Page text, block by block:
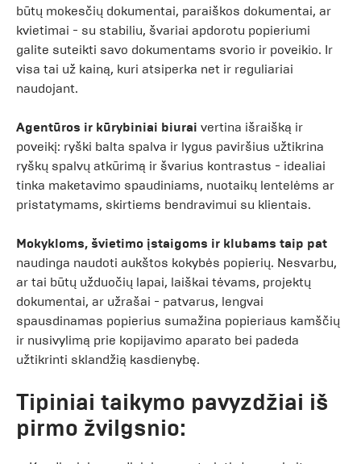
būtų mokesčių dokumentai, paraiškos dokumentai, ar
kvietimai - su stabiliu, švariai apdorotu popieriumi
galite suteikti savo dokumentams svorio ir poveikio. Ir
visa tai už kainą, kuri atsiperka net ir reguliariai
naudojant.
Agentūros ir kūrybiniai biurai vertina išraišką ir
poveikį: ryški balta spalva ir lygus paviršius užtikrina
ryškų spalvų atkūrimą ir švarius kontrastus - idealiai
tinka maketavimo spaudiniams, nuotaikų lentelėms ar
pristatymams, skirtiems bendravimui su klientais.
Mokykloms, švietimo įstaigoms ir klubams taip pat
naudinga naudoti aukštos kokybės popierių. Nesvarbu,
ar tai būtų užduočių lapai, laiškai tėvams, projektų
dokumentai, ar užrašai - patvarus, lengvai
spausdinamas popierius sumažina popieriaus kamščių
ir nusivylimą prie kopijavimo aparato bei padeda
užtikrinti sklandžią kasdienybę.
Tipiniai taikymo pavyzdžiai iš
pirmo žvilgsnio: